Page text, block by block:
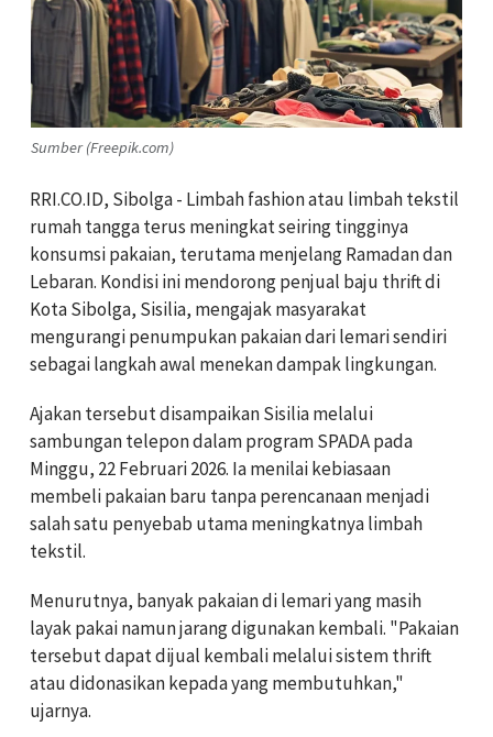
Sumber (Freepik.com)
RRI.CO.ID, Sibolga - Limbah fashion atau limbah tekstil
rumah tangga terus meningkat seiring tingginya
konsumsi pakaian, terutama menjelang Ramadan dan
Lebaran. Kondisi ini mendorong penjual baju thrift di
Kota Sibolga, Sisilia, mengajak masyarakat
mengurangi penumpukan pakaian dari lemari sendiri
sebagai langkah awal menekan dampak lingkungan.
Ajakan tersebut disampaikan Sisilia melalui
sambungan telepon dalam program SPADA pada
Minggu, 22 Februari 2026. Ia menilai kebiasaan
membeli pakaian baru tanpa perencanaan menjadi
salah satu penyebab utama meningkatnya limbah
tekstil.
Menurutnya, banyak pakaian di lemari yang masih
layak pakai namun jarang digunakan kembali. "Pakaian
tersebut dapat dijual kembali melalui sistem thrift
atau didonasikan kepada yang membutuhkan,"
ujarnya.